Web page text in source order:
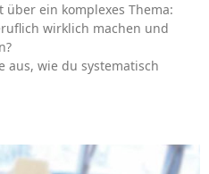
ein komplexes Thema:
wirklich machen und
aus, wie du systematisch